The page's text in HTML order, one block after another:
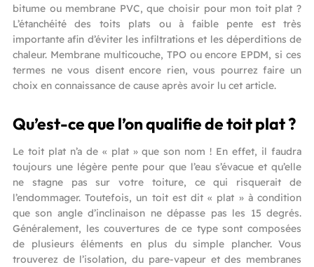
bitume ou membrane PVC, que choisir pour mon toit plat ?
L’étanchéité des toits plats ou à faible pente est très
importante afin d’éviter les infiltrations et les déperditions de
chaleur. Membrane multicouche, TPO ou encore EPDM, si ces
termes ne vous disent encore rien, vous pourrez faire un
choix en connaissance de cause après avoir lu cet article.
Qu’est-ce que l’on qualifie de toit plat ?
Le toit plat n’a de « plat » que son nom ! En effet, il faudra
toujours une légère pente pour que l’eau s’évacue et qu’elle
ne stagne pas sur votre toiture, ce qui risquerait de
l’endommager. Toutefois, un toit est dit « plat » à condition
que son angle d’inclinaison ne dépasse pas les 15 degrés.
Généralement, les couvertures de ce type sont composées
de plusieurs éléments en plus du simple plancher. Vous
trouverez de l’isolation, du pare-vapeur et des membranes